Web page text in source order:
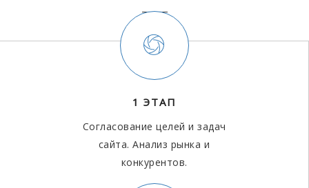
1 ЭТАП
Согласование целей и задач
сайта. Анализ рынка и
конкурентов.